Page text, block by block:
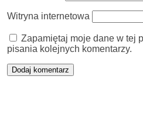
Witryna internetowa
Zapamiętaj moje dane w tej
pisania kolejnych komentarzy.